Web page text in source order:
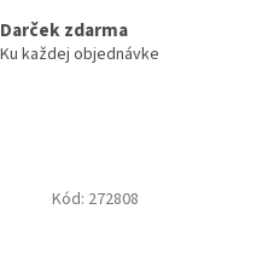
Darček zdarma
Ku každej objednávke
Kód: 272808